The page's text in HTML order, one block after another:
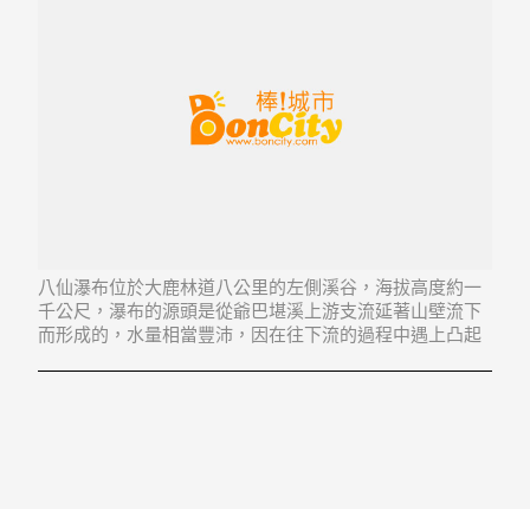
八仙瀑布位於大鹿林道八公里的左側溪谷，海拔高度約一
千公尺，瀑布的源頭是從爺巴堪溪上游支流延著山壁流下
而形成的，水量相當豐沛，因在往下流的過程中遇上凸起